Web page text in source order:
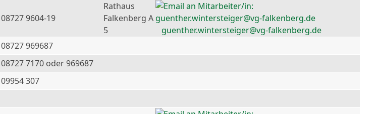
08727 9604-19
Rathaus
Falkenberg A
5
guenther.wintersteiger@vg-falkenberg.de
08727 969687
08727 7170 oder 969687
09954 307